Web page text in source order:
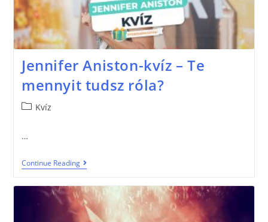
Jennifer Aniston-kvíz – Te
mennyit tudsz róla?
Kvíz
…
Continue Reading